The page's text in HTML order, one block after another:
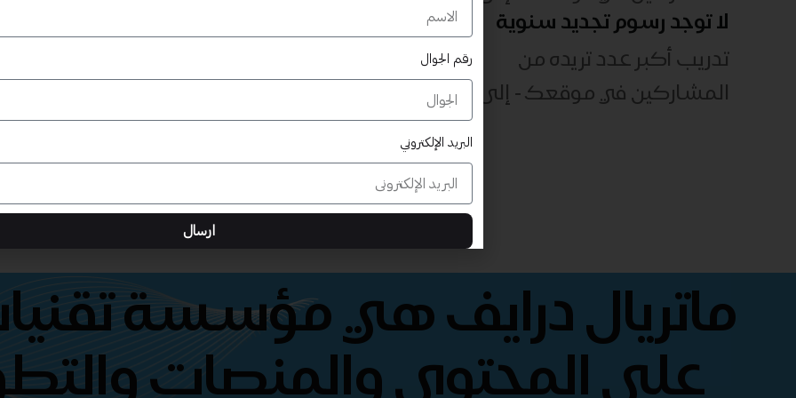
لا توجد رسوم تجديد سنوية
تدريب أكبر عدد تريده من
المشاركين في موقعك - ​​إلى الأبد!
ماتريال درايف هي مؤسسة
على المحتوى والمنصات
رقم الجوال
البريد الإلكتروني
ارسال